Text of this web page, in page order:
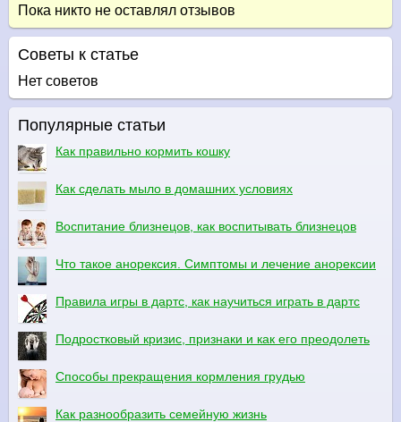
Пока никто не оставлял отзывов
Советы к статье
Нет советов
Популярные статьи
Как правильно кормить кошку
Как сделать мыло в домашних условиях
Воспитание близнецов, как воспитывать близнецов
Что такое анорексия. Симптомы и лечение анорексии
Правила игры в дартс, как научиться играть в дартс
Подростковый кризис, признаки и как его преодолеть
Способы прекращения кормления грудью
Как разнообразить семейную жизнь